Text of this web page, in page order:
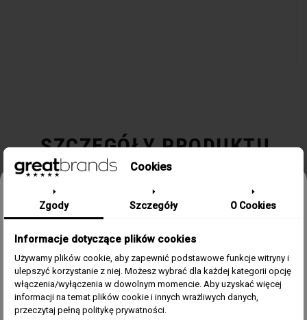
SZCZEGÓŁY PRODUKTU
Kolor Srebrny
Materiał Stal, Masa perłowa
Cookies
Zgody Szczegóły O Cookies
Informacje dotyczące plików cookies
Używamy plików cookie, aby zapewnić podstawowe funkcje witryny i
ulepszyć korzystanie z niej. Możesz wybrać dla każdej kategorii opcję
włączenia/wyłączenia w dowolnym momencie. Aby uzyskać więcej
informacji na temat plików cookie i innych wrażliwych danych,
przeczytaj pełną politykę prywatności.
Odbierz 15% rabatu na pierwsze
zamówienie w greatbrands!
Zapisz się do bezpłatnego Newslettera i dowiaduj się pierwszy o
Email
ZgodaAkceptuję regulamin i wyrażam zgodę na przetwarzanie
powyższych danych osobowych w celu otrzymywania